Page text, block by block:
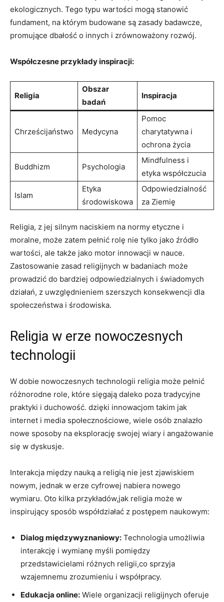
ekologicznych. Tego typu wartości mogą stanowić
fundament, na którym budowane są zasady badawcze,
promujące dbałość o innych i zrównoważony rozwój.
Współczesne przykłady inspiracji:
Religia
Obszar
badań
Inspiracja
Chrześcijaństwo Medycyna
Pomoc
charytatywna i
ochrona życia
Buddhizm Psychologia
Mindfulness i
etyka współczucia
Islam
Etyka
środowiskowa
Odpowiedzialność
za Ziemię
Religia, z jej silnym naciskiem na normy etyczne i
moralne, może zatem pełnić rolę nie tylko jako źródło
wartości, ale także jako motor innowacji w nauce.
Zastosowanie zasad religijnych w badaniach może
prowadzić do bardziej odpowiedzialnych i świadomych
działań, z uwzględnieniem szerszych konsekwencji dla
społeczeństwa i środowiska.
Religia w erze nowoczesnych
technologii
W dobie nowoczesnych technologii religia może pełnić
różnorodne role, które sięgają daleko poza tradycyjne
praktyki i duchowość. dzięki innowacjom takim jak
internet i media społecznościowe, wiele osób znalazło
nowe sposoby na eksplorację swojej wiary i angażowanie
się w dyskusje.
Interakcja między nauką a religią nie jest zjawiskiem
nowym, jednak w erze cyfrowej nabiera nowego
wymiaru. Oto kilka przykładów,jak religia może w
inspirujący sposób współdziałać z postępem naukowym:
Dialog międzywyznaniowy: Technologia umożliwia
interakcję i wymianę myśli pomiędzy
przedstawicielami różnych religii,co sprzyja
wzajemnemu zrozumieniu i współpracy.
Edukacja online: Wiele organizacji religijnych oferuje